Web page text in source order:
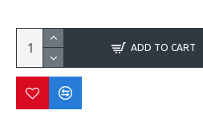
ADD TO CART